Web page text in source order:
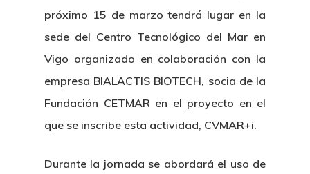
próximo 15 de marzo tendrá lugar en la
sede del Centro Tecnológico del Mar en
Vigo organizado en colaboración con la
empresa BIALACTIS BIOTECH, socia de la
Fundación CETMAR en el proyecto en el
que se inscribe esta actividad, CVMAR+i.
Durante la jornada se abordará el uso de